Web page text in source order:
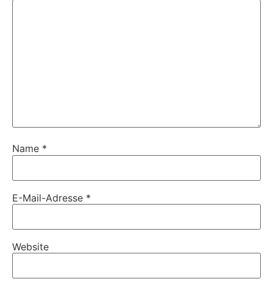
Name *
E-Mail-Adresse *
Website